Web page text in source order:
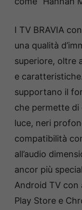
I TV BRAVIA
una qualità
superiore, oltre
e
supportano il
che permette
luce, neri
compatibilità
all’audio
ancor più
Android TV con
Play Store e